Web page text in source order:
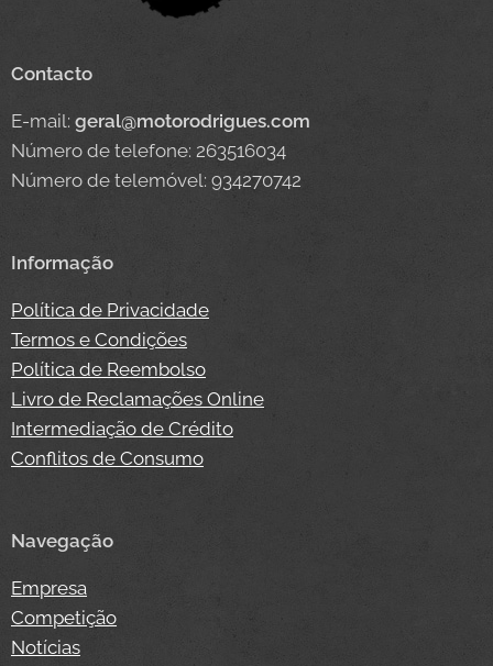
Contacto
E-mail: geral@motorodrigues.com
Número de telefone: 263516034
Número de telemóvel: 934270742
Informação
Política de Privacidade
Termos e Condições
Política de Reembolso
Livro de Reclamações Online
Intermediação de Crédito
Conflitos de Consumo
Navegação
Empresa
Competição
Notícias